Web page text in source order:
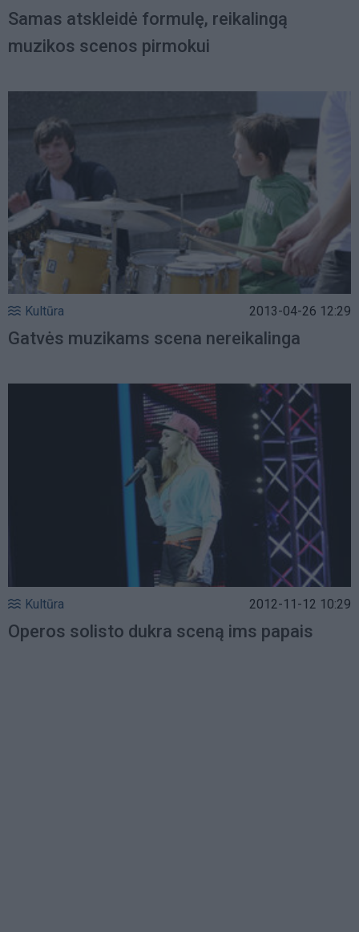
Samas atskleidė formulę, reikalingą
muzikos scenos pirmokui
Kultūra 2013-04-26 12:29
Gatvės muzikams scena nereikalinga
Kultūra 2012-11-12 10:29
Operos solisto dukra sceną ims papais